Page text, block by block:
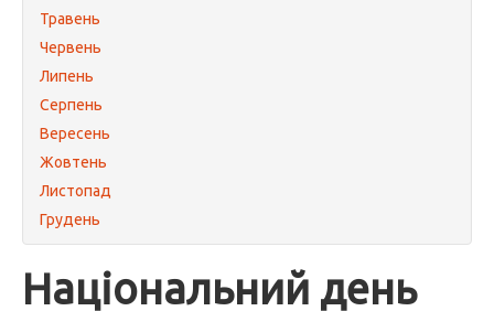
Травень
Червень
Липень
Серпень
Вересень
Жовтень
Листопад
Грудень
Національний день